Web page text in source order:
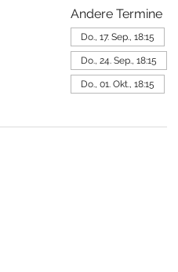
Andere Termine
Do., 17. Sep., 18:15
Do., 24. Sep., 18:15
Do., 01. Okt., 18:15